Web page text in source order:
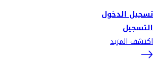
تسجيل الدخول
التسجيل
اكتشف المزيد